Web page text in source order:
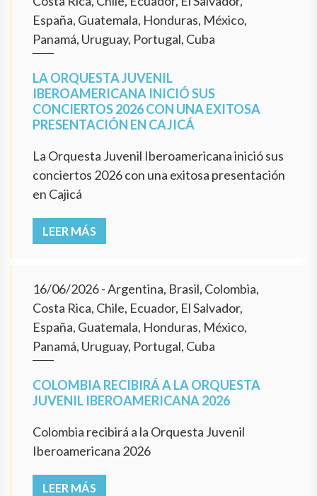
España, Guatemala, Honduras, México,
Panamá, Uruguay, Portugal, Cuba
LA ORQUESTA JUVENIL
IBEROAMERICANA INICIÓ SUS
CONCIERTOS 2026 CON UNA EXITOSA
PRESENTACIÓN EN CAJICÁ
La Orquesta Juvenil Iberoamericana inició sus
conciertos 2026 con una exitosa presentación
en Cajicá
LEER MÁS
16/06/2026- Argentina, Brasil, Colombia,
Costa Rica, Chile, Ecuador, El Salvador,
España, Guatemala, Honduras, México,
Panamá, Uruguay, Portugal, Cuba
COLOMBIA RECIBIRÁ A LA ORQUESTA
JUVENIL IBEROAMERICANA 2026
Colombia recibirá a la Orquesta Juvenil
Iberoamericana 2026
LEER MÁS